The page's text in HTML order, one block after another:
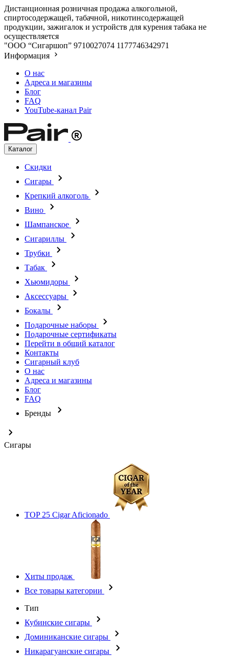
Дистанционная розничная продажа алкогольной,
спиртосодержащей, табачной, никотинсодержащей
продукции, зажигалок и устройств для курения табака не
осуществляется
"ООО “Сигаршоп” 9710027074 1177746342971
Информация
О нас
Адреса и магазины
Блог
FAQ
YouTube-канал Pair
Каталог
Скидки
Сигары
Крепкий алкоголь
Вино
Шампанское
Сигариллы
Трубки
Табак
Хьюмидоры
Аксессуары
Бокалы
Подарочные наборы
Подарочные сертификаты
Перейти в общий каталог
Контакты
Сигарный клуб
О нас
Адреса и магазины
Блог
FAQ
Бренды
Сигары
TOP 25 Cigar Aficionado
Хиты продаж
Все товары категории
Тип
Кубинские сигары
Доминиканские сигары
Никарагуанские сигары